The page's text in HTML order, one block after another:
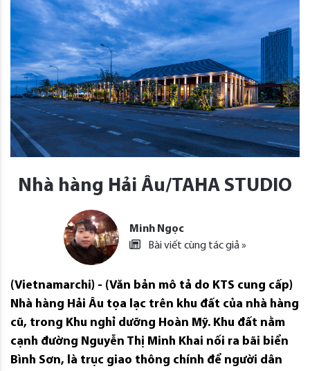
Nhà hàng Hải Âu/TAHA STUDIO
Minh Ngọc
Bài viết cùng tác giả »
(Vietnamarchi) - (Văn bản mô tả do KTS cung cấp)
Nhà hàng Hải Âu tọa lạc trên khu đất của nhà hàng
cũ, trong Khu nghỉ dưỡng Hoàn Mỹ. Khu đất nằm
cạnh đường Nguyễn Thị Minh Khai nối ra bãi biển
Bình Sơn, là trục giao thông chính để người dân